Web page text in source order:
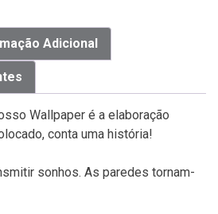
Adicional
Wallpaper é a elaboração
conta uma história!
sonhos. As paredes tornam-